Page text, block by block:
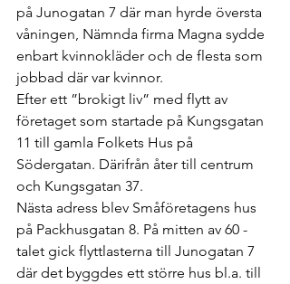
på Junogatan 7 där man hyrde översta
våningen, Nämnda firma Magna sydde
enbart kvinnokläder och de flesta som
jobbad där var kvinnor.
Efter ett ”brokigt liv” med flytt av
företaget som startade på Kungsgatan
11 till gamla Folkets Hus på
Södergatan. Därifrån åter till centrum
och Kungsgatan 37.
Nästa adress blev Småföretagens hus
på Packhusgatan 8. På mitten av 60 -
talet gick flyttlasterna till Junogatan 7
där det byggdes ett större hus bl.a. till